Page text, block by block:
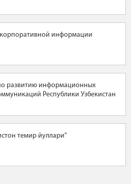
информации
развитию информационных
Республики Узбекистан
темир йуллари"